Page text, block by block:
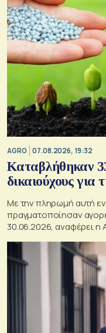
AGRO 07.08.2026, 19:32
Καταβλήθηκαν
δικαιούχους
Με την πληρωμή αυτή
πραγματοποίησαν
30.06.2026, αναφέρει η